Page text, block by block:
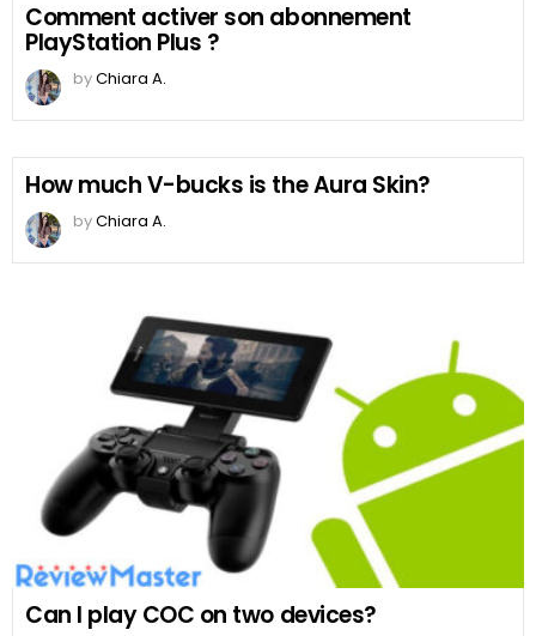
Comment activer son abonnement
PlayStation Plus ?
byChiara A.
How much V-bucks is the Aura Skin?
byChiara A.
Can I play COC on two devices?